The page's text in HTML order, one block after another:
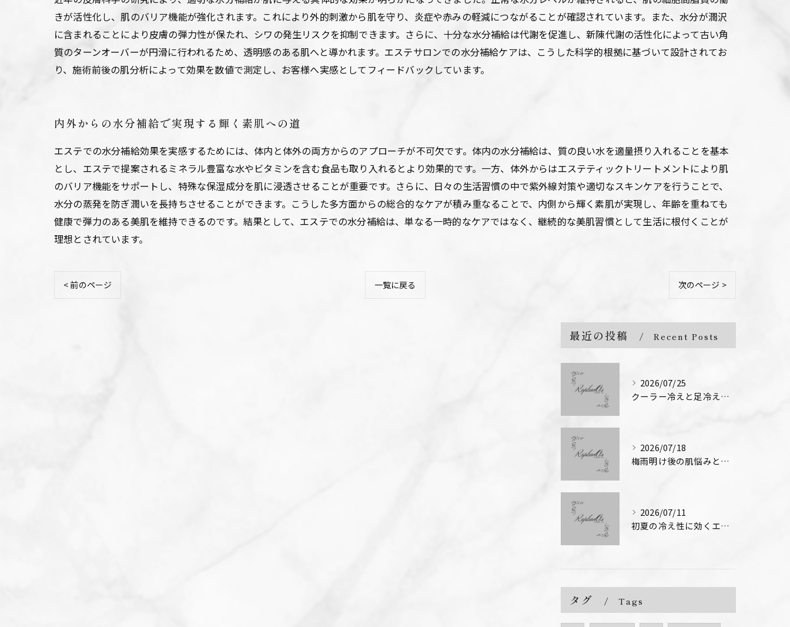
きが活性化し、肌のバリア機能が強化されます。これにより外的刺激から肌を守り、炎症や赤みの軽減につながることが確認されています。また、水分が潤沢
に含まれることにより皮膚の弾力性が保たれ、シワの発生リスクを抑制できます。さらに、十分な水分補給は代謝を促進し、新陳代謝の活性化によって古い角
質のターンオーバーが円滑に行われるため、透明感のある肌へと導かれます。エステサロンでの水分補給ケアは、こうした科学的根拠に基づいて設計されてお
り、施術前後の肌分析によって効果を数値で測定し、お客様へ実感としてフィードバックしています。
内外からの水分補給で実現する輝く素肌への道
エステでの水分補給効果を実感するためには、体内と体外の両方からのアプローチが不可欠です。体内の水分補給は、質の良い水を適量摂り入れることを基本
とし、エステで提案されるミネラル豊富な水やビタミンを含む食品も取り入れるとより効果的です。一方、体外からはエステティックトリートメントにより肌
のバリア機能をサポートし、特殊な保湿成分を肌に浸透させることが重要です。さらに、日々の生活習慣の中で紫外線対策や適切なスキンケアを行うことで、
水分の蒸発を防ぎ潤いを長持ちさせることができます。こうした多方面からの総合的なケアが積み重なることで、内側から輝く素肌が実現し、年齢を重ねても
健康で弾力のある美肌を維持できるのです。結果として、エステでの水分補給は、単なる一時的なケアではなく、継続的な美肌習慣として生活に根付くことが
理想とされています。
< 前のページ 一覧に戻る 次のページ >
最近の投稿 Recent Posts
2026/07/25
クーラー冷えと足冷え対策のエステ技術
2026/07/18
梅雨明け後の肌悩みとエステ対策
2026/07/11
初夏の冷え性に効くエステ術
タグ Tags